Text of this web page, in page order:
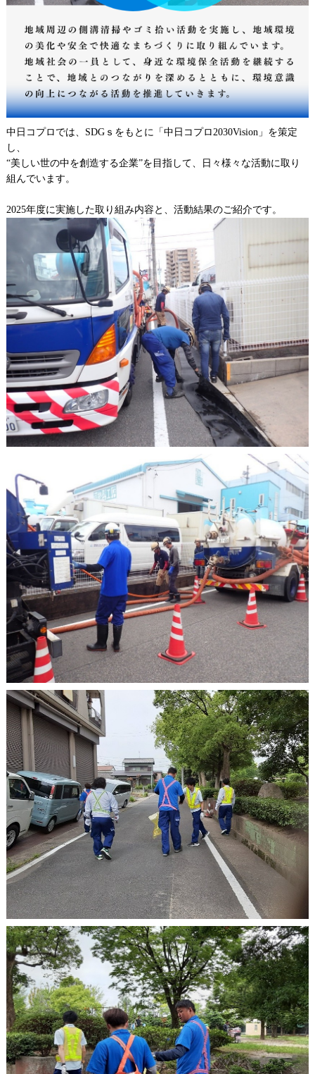
中日コプロでは、SDGｓをもとに「中日コプロ2030Vision」を策定
し、
“美しい世の中を創造する企業”を目指して、日々様々な活動に取り
組んでいます。
2025年度に実施した取り組み内容と、活動結果のご紹介です。